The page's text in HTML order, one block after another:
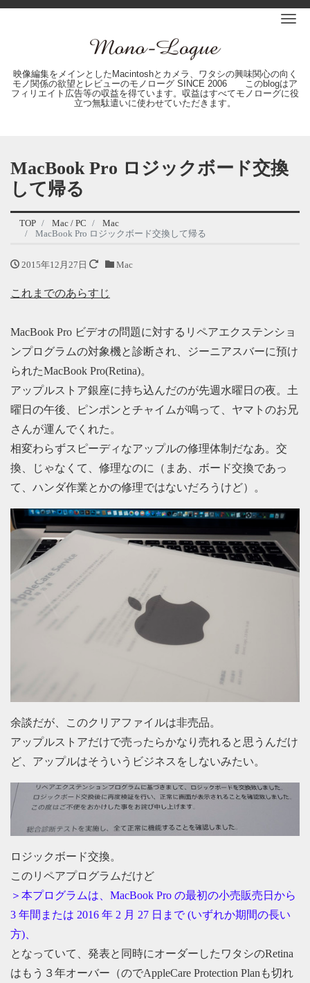
映像編集をメインとしたMacintoshとカメラ、ワタシの興味関心の向く
モノ関係の欲望とレビューのモノローグ SINCE 2006 このblogはア
フィリエイト広告等の収益を得ています。収益はすべてモノローグに役
立つ無駄遣いに使わせていただきます。
MacBook Pro ロジックボード交換
して帰る
TOP Mac / PC
Mac
MacBook Pro ロジックボード交換して帰る
2015年12月27日 Mac
これまでのあらすじ
MacBook Pro ビデオの問題に対するリペアエクステンショ
ンプログラムの対象機と診断され、ジーニアスバーに預け
られたMacBook Pro(Retina)。
アップルストア銀座に持ち込んだのが先週水曜日の夜。土
曜日の午後、ピンポンとチャイムが鳴って、ヤマトのお兄
さんが運んでくれた。
相変わらずスピーディなアップルの修理体制だなあ。交
換、じゃなくて、修理なのに（まあ、ボード交換であっ
て、ハンダ作業とかの修理ではないだろうけど）。
余談だが、このクリアファイルは非売品。
アップルストアだけで売ったらかなり売れると思うんだけ
ど、アップルはそういうビジネスをしないみたい。
ロジックボード交換。
このリペアプログラムだけど
＞本プログラムは、MacBook Pro の最初の小売販売日から
3 年間または 2016 年 2 月 27 日まで (いずれか期間の長い
方)、
となっていて、発表と同時にオーダーしたワタシのRetina
はもう３年オーバー（のでAppleCare Protection Planも切れ